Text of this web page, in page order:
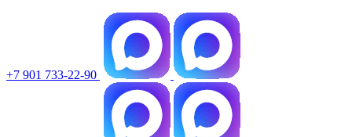
+7 901 733-22-90